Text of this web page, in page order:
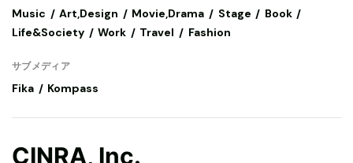
Music Art,Design Movie,Drama Stage
Book
Life&Society
Work Travel Fashion
サブメディア
Fika Kompass
CINRA, Inc.